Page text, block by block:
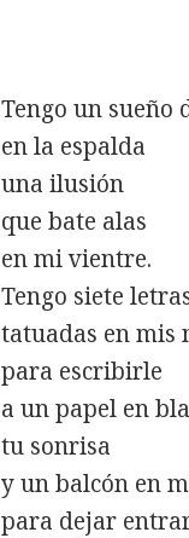
Tengo un sueño
en la espalda
una ilusión
que bate alas
en mi vientre.
Tengo siete
tatuadas en mis
para escribirle
a un papel en
tu sonrisa
y un balcón en
para dejar